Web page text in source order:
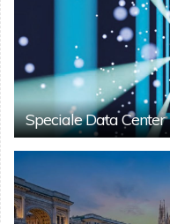
Speciale Data Center